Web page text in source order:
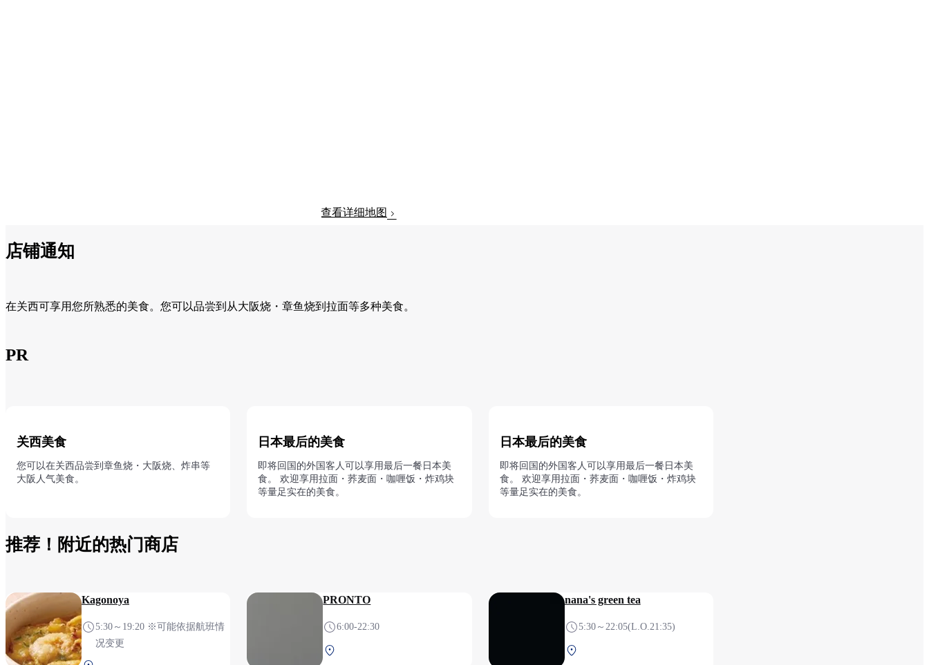
查看详细地图
店铺通知
在关西可享用您所熟悉的美食。您可以品尝到从大阪烧・章鱼烧到拉面等多种美食。
PR
关西美食
您可以在关西品尝到章鱼烧・大阪烧、炸串等
大阪人气美食。
日本最后的美食
即将回国的外国客人可以享用最后一餐日本美
食。 欢迎享用拉面・荞麦面・咖喱饭・炸鸡块
等量足实在的美食。
日本最后的美食
即将回国的外国客人可以享用最后一餐日本美
食。 欢迎享用拉面・荞麦面・咖喱饭・炸鸡块
等量足实在的美食。
推荐！附近的热门商店
Kagonoya
5:30～19:20 ※可能依据航班情
况变更
PRONTO
6:00-22:30
nana's green tea
5:30～22:05(L.O.21:35)